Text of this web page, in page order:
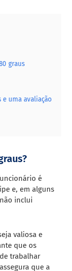
graus
e uma avaliação
é
e, em alguns
inclui
valiosa e
que os
trabalhar
que a